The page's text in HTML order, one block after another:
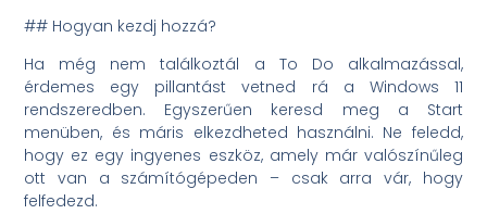
## Hogyan kezdj hozzá?
Ha még nem találkoztál a To Do alkalmazással,
érdemes egy pillantást vetned rá a Windows 11
rendszeredben. Egyszerűen keresd meg a Start
menüben, és máris elkezdheted használni. Ne feledd,
hogy ez egy ingyenes eszköz, amely már valószínűleg
ott van a számítógépeden – csak arra vár, hogy
felfedezd.